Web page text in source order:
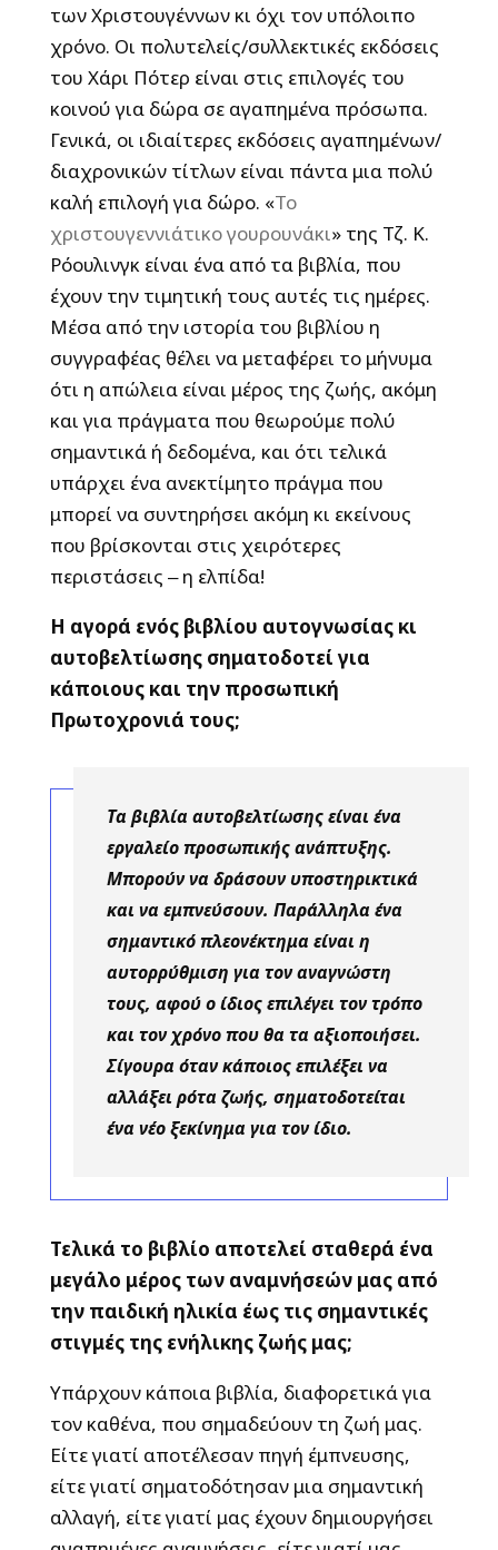
των Χριστουγέννων κι όχι τον υπόλοιπο
χρόνο. Οι πολυτελείς/συλλεκτικές εκδόσεις
του Χάρι Πότερ είναι στις επιλογές του
κοινού για δώρα σε αγαπημένα πρόσωπα.
Γενικά, οι ιδιαίτερες εκδόσεις αγαπημένων/
διαχρονικών τίτλων είναι πάντα μια πολύ
καλή επιλογή για δώρο. «Το
χριστουγεννιάτικο γουρουνάκι» της Τζ. Κ.
Ρόουλινγκ είναι ένα από τα βιβλία, που
έχουν την τιμητική τους αυτές τις ημέρες.
Μέσα από την ιστορία του βιβλίου η
συγγραφέας θέλει να μεταφέρει το μήνυμα
ότι η απώλεια είναι μέρος της ζωής, ακόμη
και για πράγματα που θεωρούμε πολύ
σημαντικά ή δεδομένα, και ότι τελικά
υπάρχει ένα ανεκτίμητο πράγμα που
μπορεί να συντηρήσει ακόμη κι εκείνους
που βρίσκονται στις χειρότερες
περιστάσεις ‒ η ελπίδα!
Η αγορά ενός βιβλίου αυτογνωσίας κι
αυτοβελτίωσης σηματοδοτεί για
κάποιους και την προσωπική
Πρωτοχρονιά τους;
Τα βιβλία αυτοβελτίωσης είναι ένα
εργαλείο προσωπικής ανάπτυξης.
Μπορούν να δράσουν υποστηρικτικά
και να εμπνεύσουν. Παράλληλα ένα
σημαντικό πλεονέκτημα είναι η
αυτορρύθμιση για τον αναγνώστη
τους, αφού ο ίδιος επιλέγει τον τρόπο
και τον χρόνο που θα τα αξιοποιήσει.
Σίγουρα όταν κάποιος επιλέξει να
αλλάξει ρότα ζωής, σηματοδοτείται
ένα νέο ξεκίνημα για τον ίδιο.
Τελικά το βιβλίο αποτελεί σταθερά ένα
μεγάλο μέρος των αναμνήσεών μας από
την παιδική ηλικία έως τις σημαντικές
στιγμές της ενήλικης ζωής μας;
Υπάρχουν κάποια βιβλία, διαφορετικά για
τον καθένα, που σημαδεύουν τη ζωή μας.
Είτε γιατί αποτέλεσαν πηγή έμπνευσης,
είτε γιατί σηματοδότησαν μια σημαντική
αλλαγή, είτε γιατί μας έχουν δημιουργήσει